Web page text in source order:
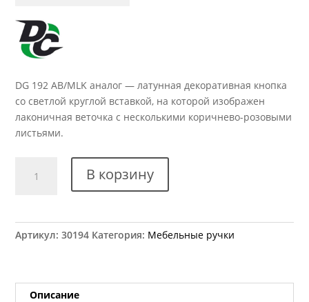
DG 192 AB/MLK аналог — латунная декоративная кнопка
со светлой круглой вставкой, на которой изображен
лаконичная веточка с несколькими коричнево-розовыми
листьями.
товара
192
В корзину
Артикул:30194 Категория: Мебельные ручки
Описание